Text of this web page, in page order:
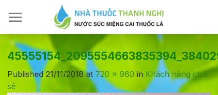
Published21/11/2018at 720 × 960 in Khách hàng chia
sẻ